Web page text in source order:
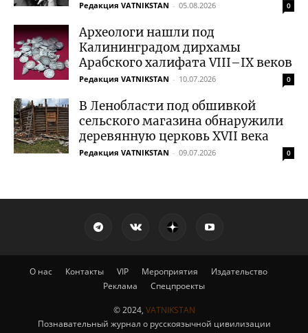
Редакция VATNIKSTAN - 05.08.2026 0
Археологи нашли под
Калининградом дирхамы
Арабского халифата VIII–IX веков
Редакция VATNIKSTAN - 10.07.2026 0
В Ленобласти под обшивкой
сельского магазина обнаружили
деревянную церковь XVII века
Редакция VATNIKSTAN - 09.07.2026 0
О нас Контакты VIP Мероприятия
Издательство
Реклама
Спецпроекты
© 2024, VATNIKSTAN
Познавательный журнал о русскоязычной цивилизации